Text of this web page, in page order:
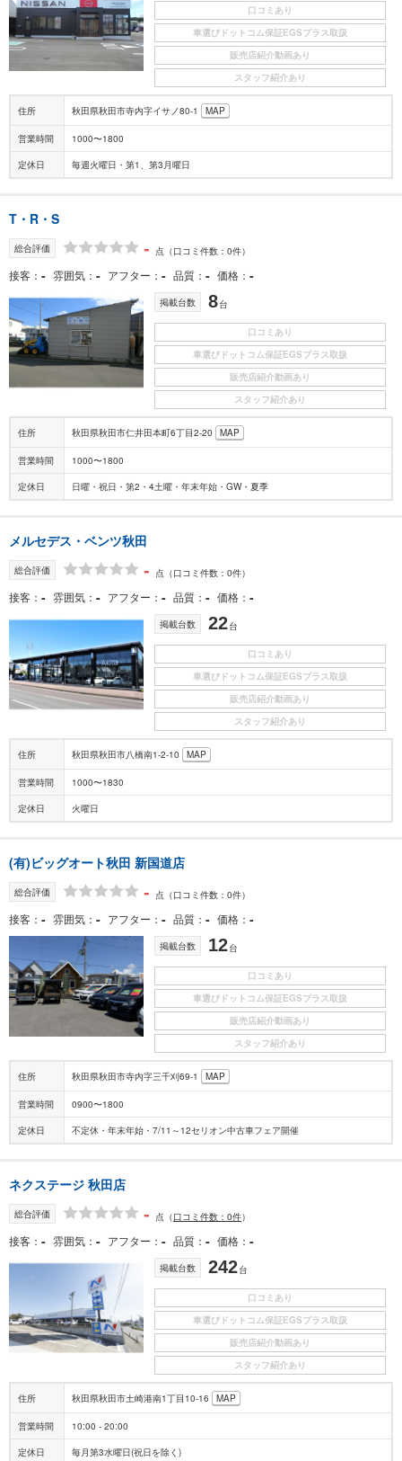
口コミあり
車選びドットコム保証EGSプラス取扱
販売店紹介動画あり
スタッフ紹介あり
住所 秋田県秋田市寺内字イサノ80-1 MAP
営業時間 1000〜1800
定休日 毎週火曜日・第1、第3月曜日
T・R・S
総合評価 - 点 （口コミ件数：0件）
接客 - 雰囲気 - アフター - 品質 - 価格 -
掲載台数 8台
口コミあり
車選びドットコム保証EGSプラス取扱
販売店紹介動画あり
スタッフ紹介あり
住所 秋田県秋田市仁井田本町6丁目2-20 MAP
営業時間 1000〜1800
定休日 日曜・祝日・第2・4土曜・年末年始・GW・夏季
メルセデス・ベンツ秋田
総合評価 - 点 （口コミ件数：0件）
接客 - 雰囲気 - アフター - 品質 - 価格 -
掲載台数 22台
口コミあり
車選びドットコム保証EGSプラス取扱
販売店紹介動画あり
スタッフ紹介あり
住所 秋田県秋田市八橋南1-2-10 MAP
営業時間 1000〜1830
定休日 火曜日
(有)ビッグオート秋田 新国道店
総合評価 - 点 （口コミ件数：0件）
接客 - 雰囲気 - アフター - 品質 - 価格 -
掲載台数 12台
口コミあり
車選びドットコム保証EGSプラス取扱
販売店紹介動画あり
スタッフ紹介あり
住所 秋田県秋田市寺内字三千刈69-1 MAP
営業時間 0900〜1800
定休日 不定休・年末年始・7/11～12セリオン中古車フェア開催
ネクステージ 秋田店
総合評価 - 点 （口コミ件数：0件）
接客 - 雰囲気 - アフター - 品質 - 価格 -
掲載台数 242台
口コミあり
車選びドットコム保証EGSプラス取扱
販売店紹介動画あり
スタッフ紹介あり
住所 秋田県秋田市土崎港南1丁目10-16 MAP
営業時間 10:00 - 20:00
定休日 毎月第3水曜日(祝日を除く)